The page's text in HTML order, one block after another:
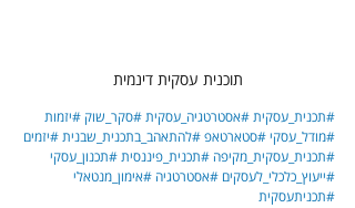
תוכנית עסקית דינמית
#תכנית_עסקית#אסטרטגיה_עסקית#סקר_שוק #יזמות
#מודל_עסקי#סטארטאפ#להתאהב_בתכנית_שבנית#יזמים
#תכנית_עסקית_מקיפה #תכנית_פיננסית#תכנון_עסקי
#ייעוץ_כלכלי_לעסקים #אסטרטגיה #אימון_מנטאלי
#תכניתעסקית